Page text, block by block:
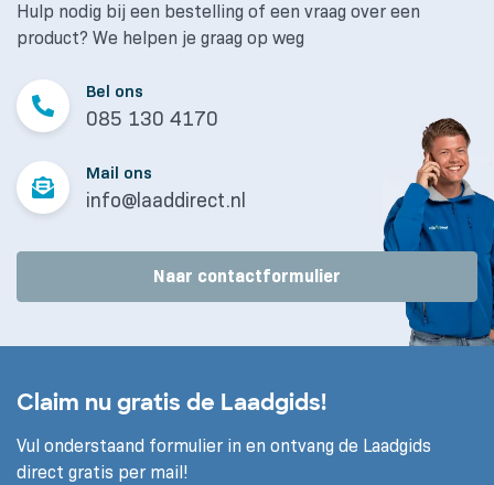
Hulp nodig bij een bestelling of een vraag over een
product? We helpen je graag op weg
Bel ons
085 130 4170
Mail ons
info@laaddirect.nl
Naar contactformulier
Claim nu gratis de Laadgids!
Vul onderstaand formulier in en ontvang de Laadgids
direct gratis per mail!